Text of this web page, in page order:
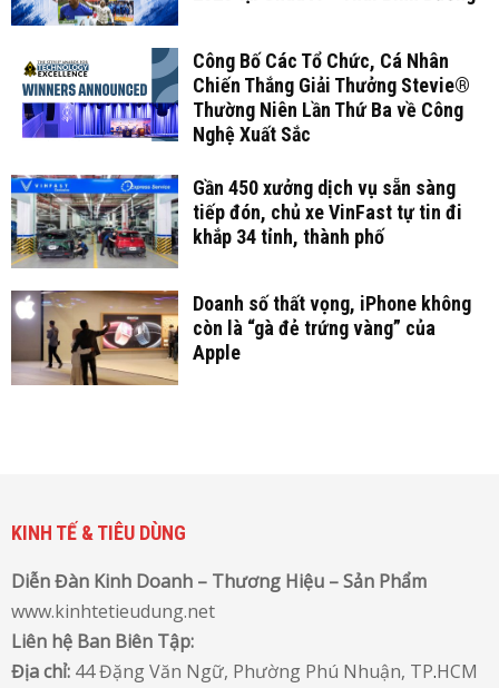
Công Bố Các Tổ Chức, Cá Nhân
Chiến Thắng Giải Thưởng Stevie®
Thường Niên Lần Thứ Ba về Công
Nghệ Xuất Sắc
Gần 450 xưởng dịch vụ sẵn sàng
tiếp đón, chủ xe VinFast tự tin đi
khắp 34 tỉnh, thành phố
Doanh số thất vọng, iPhone không
còn là “gà đẻ trứng vàng” của
Apple
KINH TẾ & TIÊU DÙNG
Diễn Đàn Kinh Doanh – Thương Hiệu – Sản Phẩm
www.kinhtetieudung.net
Liên hệ Ban Biên Tập:
Địa chỉ: 44 Đặng Văn Ngữ, Phường Phú Nhuận, TP.HCM